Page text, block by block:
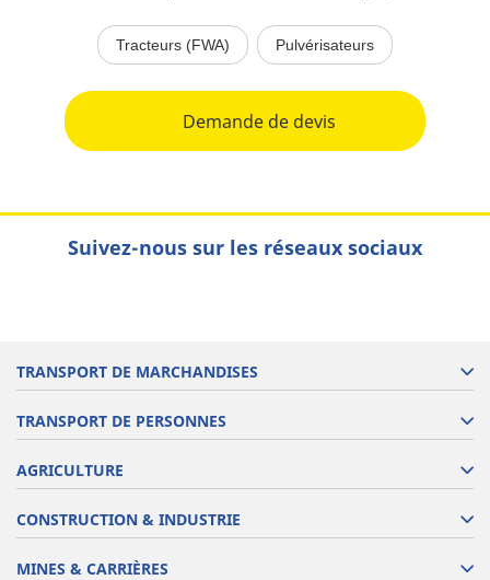
Tracteurs (FWA) Pulvérisateurs
Demande de devis
Suivez-nous sur les réseaux sociaux
TRANSPORT DE MARCHANDISES
TRANSPORT DE PERSONNES
AGRICULTURE
CONSTRUCTION & INDUSTRIE
MINES & CARRIÈRES